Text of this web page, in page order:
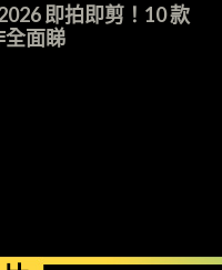
即拍即剪！10 款
全面睇